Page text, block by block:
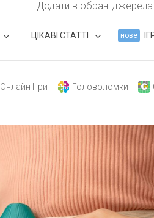
Додати в обрані
ЦІКАВІ СТАТТІ нове
Онлайн Ігри Головоломки